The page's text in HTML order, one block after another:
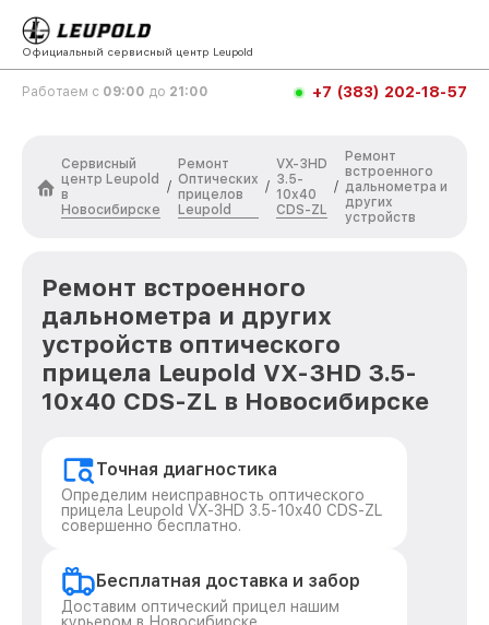
Официальный сервисный центр Leupold
Работаем с 09:00 до 21:00 +7 (383) 202-18-57
Сервисный
центр Leupold
в
Новосибирске
/
Ремонт
Оптических
прицелов
Leupold
/
VX-3HD
3.5-
10x40
CDS-ZL
/
Ремонт
встроенного
дальнометра и
других
устройств
Ремонт встроенного
дальнометра и других
устройств оптического
прицела Leupold VX-3HD 3.5-
10x40 CDS-ZL в Новосибирске
Точная диагностика
Определим неисправность оптического
прицела Leupold VX-3HD 3.5-10x40 CDS-ZL
совершенно бесплатно.
Бесплатная доставка и забор
Доставим оптический прицел нашим